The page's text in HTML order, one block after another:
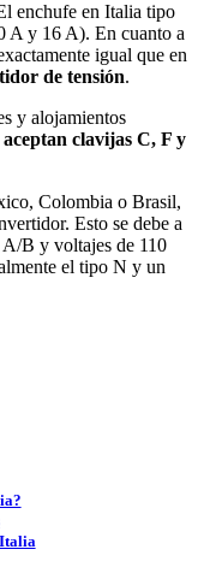
enchufe en Italia tipo
A y 16 A). En cuanto a
igual que en
de tensión.
y alojamientos
clavijas C, F y
Colombia o Brasil,
Esto se debe a
B y voltajes de 110
el tipo N y un
Italia